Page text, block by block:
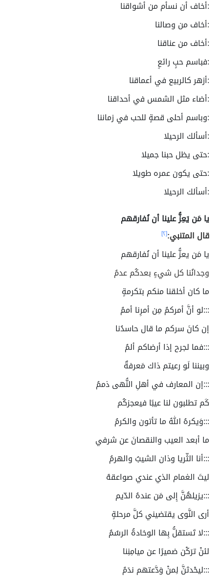
:أخاف أن نسأم من أشواقنا
:أخاف من وصالنا
:أخاف من عناقنا
:فباسم حبٍ رائعٍ
:أزهر كالربيع في أعماقنا
:أضاء مثل الشمس في أحداقنا
:وباسم أحلى قصةٍ للحب في زماننا
:أسألك الرحيلا
:حتى يظل حبنا جميلا
:حتى يكون عمره طويلا
:أسألك الرحيلا
يا مَن يَعِزُّ علينا أن نُفارقهم
قال المتنبي:[٢]
يا مَن يعزُّ علينا أن نُفارقهم
وجدانُنا كل شيءٍ بعدكُم عدمُ
ما كان أخلقنا منكم بتكرمةٍ
:::لو أنَّ أمركمُ مِن أمرِنا أممُ
إن كانَ سركم ما قال حاسدُنا
:::فما لجرح إذا أرضاكم ألمُ
وبيننا لَو رعيتم ذاك مَعرفةٌ
:::إن المعارف في أهلِ النُّهى ذممُ
كَم تطلبون لنا عيبًا فيعجزكُم
:::وَيكرهُ اللهُ ما تأتون والكرمُ
ما أبعد العيب والنقصانَ عن شرفي
:::أنا الثّريا وذان الشيبُ والهرمُ
ليتَ الغمام الذي عندي صواعقهُ
:::يزيلهُنَّ إِلى مَن عندهُ الدّيم
أرى النَّوى يقتضيني كلَّ مرحلةٍ
:::لا تَستقلُّ بِها الوخادةُ الرسُمُ
لئنْ ترَكْن ضميرًا عن ميامِنِنا
:::ليحْدثنَّ لِمنْ وَدَّعتهم ندَمُ